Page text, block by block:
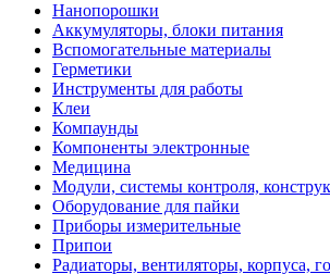
Нанопорошки
Аккумуляторы, блоки питания
Вспомогательные материалы
Герметики
Инструменты для работы
Клеи
Компаунды
Компоненты электронные
Медицина
Модули, системы контроля,
Оборудование для пайки
Приборы измерительные
Припои
Радиаторы, вентиляторы, корпуса,